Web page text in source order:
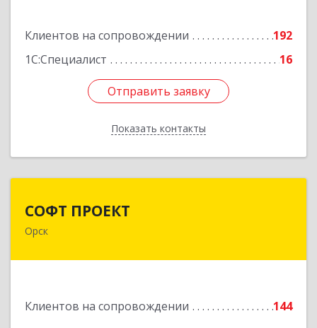
Клиентов на сопровождении
192
1С:Специалист
16
Отправить заявку
Показать контакты
Подробнее
Отправить заявку
Назад
СОФТ ПРОЕКТ
Орск
Клиентов на сопровождении 144